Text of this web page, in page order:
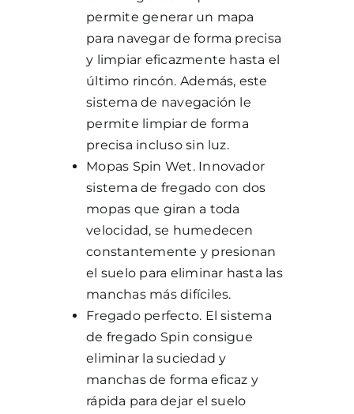
permite generar un mapa
para navegar de forma precisa
y limpiar eficazmente hasta el
último rincón. Además, este
sistema de navegación le
permite limpiar de forma
precisa incluso sin luz.
Mopas Spin Wet. Innovador
sistema de fregado con dos
mopas que giran a toda
velocidad, se humedecen
constantemente y presionan
el suelo para eliminar hasta las
manchas más difíciles.
Fregado perfecto. El sistema
de fregado Spin consigue
eliminar la suciedad y
manchas de forma eficaz y
rápida para dejar el suelo